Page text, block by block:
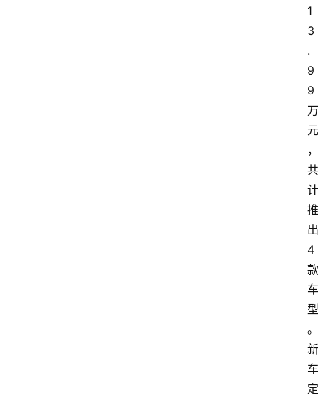
1
3
.
9
9
万
元
，
共
计
推
出
4
款
车
型
。
新
车
定